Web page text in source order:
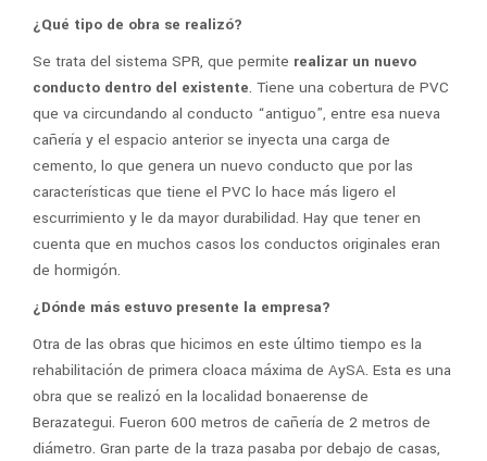
¿Qué tipo de obra se realizó?
Se trata del sistema SPR, que permite realizar un nuevo
conducto dentro del existente. Tiene una cobertura de PVC
que va circundando al conducto “antiguo”, entre esa nueva
cañería y el espacio anterior se inyecta una carga de
cemento, lo que genera un nuevo conducto que por las
características que tiene el PVC lo hace más ligero el
escurrimiento y le da mayor durabilidad. Hay que tener en
cuenta que en muchos casos los conductos originales eran
de hormigón.
¿Dónde más estuvo presente la empresa?
Otra de las obras que hicimos en este último tiempo es la
rehabilitación de primera cloaca máxima de AySA. Esta es una
obra que se realizó en la localidad bonaerense de
Berazategui. Fueron 600 metros de cañería de 2 metros de
diámetro. Gran parte de la traza pasaba por debajo de casas,